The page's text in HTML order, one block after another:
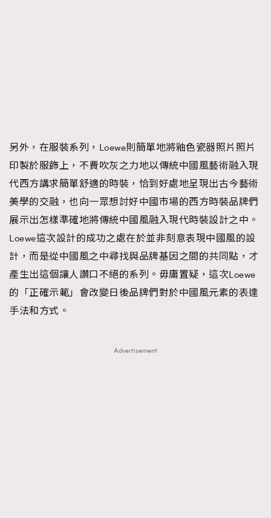
另外，在服裝系列，Loewe則簡單地將釉色瓷器照片照片
印製於服飾上，不費吹灰之力地以傳統中國風藝術融入現
代西方講求簡單舒適的時裝，恰到好處地呈現出古今藝術
美學的交融，也向一眾想討好中國市場的西方時裝品牌們
展示出怎樣準確地將傳統中國風融入現代時裝設計之中。
Loewe這次設計的成功之處在於並非刻意表現中國風的設
計，而是從中國風之中尋找與品牌基因之間的共同點，才
產生出這個讓人讚口不絕的系列。毋庸置疑，這次Loewe
的「正確示範」會改變日後品牌們對於中國風元素的表達
手法和方式。
Advertisement